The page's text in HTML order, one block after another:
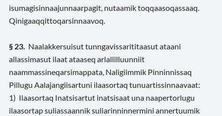
isumagisinnaajunnaarpagit, nutaamik toqqaasoqassaaq.
Qinigaaqqittoqarsinnaavoq.
§ 23. Naalakkersuisut tunngavissarititaasut ataani
allassimasut ilaat ataaseq arlallilluunniit
naammassineqarsimappata, Naligiimmik Pinninnissaq
Pillugu Aalajangiisartuni ilaasortaq tunuartissinnaavaat:
1) Ilaasortaq Inatsisartut inatsisaat una naapertorlugu
ilaasortap suliassaannik suliarinninnermini annertuumik